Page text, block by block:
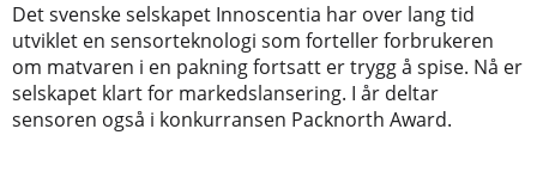
Det svenske selskapet Innoscentia har over lang tid
utviklet en sensorteknologi som forteller forbrukeren
om matvaren i en pakning fortsatt er trygg å spise. Nå er
selskapet klart for markedslansering. I år deltar
sensoren også i konkurransen Packnorth Award.